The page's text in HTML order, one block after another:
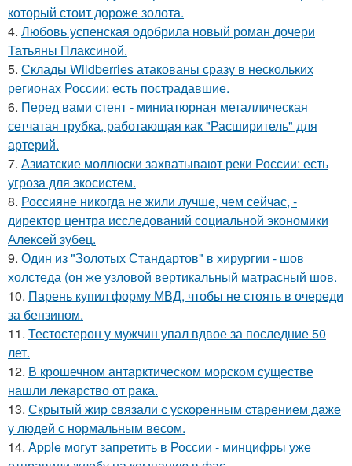
который стоит дороже золота.
4. Любовь успенская одобрила новый роман дочери
Татьяны Плаксиной.
5. Склады Wildberries атакованы сразу в нескольких
регионах России: есть пострадавшие.
6. Перед вами стент - миниатюрная металлическая
сетчатая трубка, работающая как "Расширитель" для
артерий.
7. Азиатские моллюски захватывают реки России: есть
угроза для экосистем.
8. Россияне никогда не жили лучше, чем сейчас, -
директор центра исследований социальной экономики
Алексей зубец.
9. Один из "Золотых Стандартов" в хирургии - шов
холстеда (он же узловой вертикальный матрасный шов.
10. Парень купил форму МВД, чтобы не стоять в очереди
за бензином.
11. Тестостерон у мужчин упал вдвое за последние 50
лет.
12. В крошечном антарктическом морском существе
нашли лекарство от рака.
13. Скрытый жир связали с ускоренным старением даже
у людей с нормальным весом.
14. Apple могут запретить в России - минцифры уже